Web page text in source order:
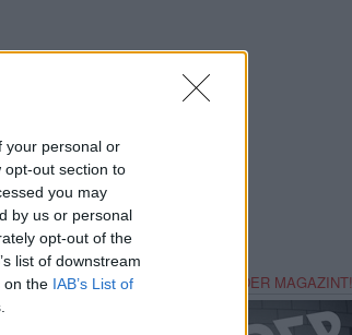
your personal or
opt-out section to
you may
by us or personal
opt-out of the
list of downstream
on the IAB’s List of
SZEREZZ MAGADNAK RECORDER MAGAZINT!